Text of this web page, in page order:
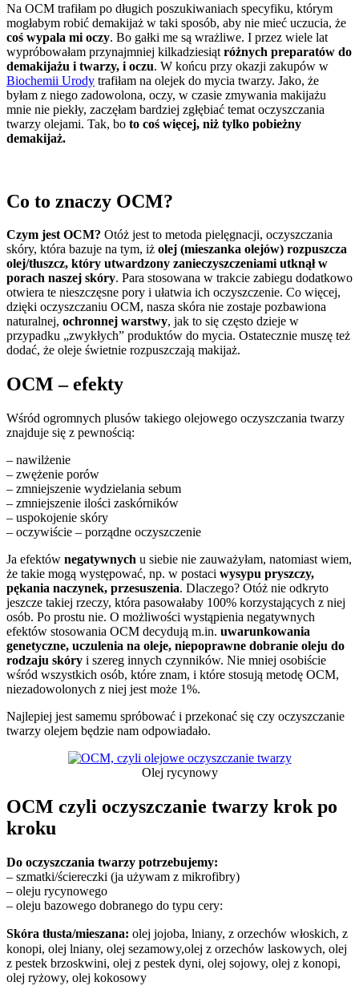
Na OCM trafiłam po długich poszukiwaniach specyfiku, którym
mogłabym robić demakijaż w taki sposób, aby nie mieć uczucia, że
coś wypala mi oczy. Bo gałki me są wrażliwe. I przez wiele lat
wypróbowałam przynajmniej kilkadziesiąt różnych preparatów do
demakijażu i twarzy, i oczu. W końcu przy okazji zakupów w
Biochemii Urody trafiłam na olejek do mycia twarzy. Jako, że
byłam z niego zadowolona, oczy, w czasie zmywania makijażu
mnie nie piekły, zaczęłam bardziej zgłębiać temat oczyszczania
twarzy olejami. Tak, bo to coś więcej, niż tylko pobieżny
demakijaż.
Co to znaczy OCM?
Czym jest OCM? Otóż jest to metoda pielęgnacji, oczyszczania
skóry, która bazuje na tym, iż olej (mieszanka olejów) rozpuszcza
olej/tłuszcz, który utwardzony zanieczyszczeniami utknął w
porach naszej skóry. Para stosowana w trakcie zabiegu dodatkowo
otwiera te nieszczęsne pory i ułatwia ich oczyszczenie. Co więcej,
dzięki oczyszczaniu OCM, nasza skóra nie zostaje pozbawiona
naturalnej, ochronnej warstwy, jak to się często dzieje w
przypadku „zwykłych” produktów do mycia. Ostatecznie muszę też
dodać, że oleje świetnie rozpuszczają makijaż.
OCM – efekty
Wśród ogromnych plusów takiego olejowego oczyszczania twarzy
znajduje się z pewnością:
– nawilżenie
– zwężenie porów
– zmniejszenie wydzielania sebum
– zmniejszenie ilości zaskórników
– uspokojenie skóry
– oczywiście – porządne oczyszczenie
Ja efektów negatywnych u siebie nie zauważyłam, natomiast wiem,
że takie mogą występować, np. w postaci wysypu pryszczy,
pękania naczynek, przesuszenia. Dlaczego? Otóż nie odkryto
jeszcze takiej rzeczy, która pasowałaby 100% korzystających z niej
osób. Po prostu nie. O możliwości wystąpienia negatywnych
efektów stosowania OCM decydują m.in. uwarunkowania
genetyczne, uczulenia na oleje, niepoprawne dobranie oleju do
rodzaju skóry i szereg innych czynników. Nie mniej osobiście
wśród wszystkich osób, które znam, i które stosują metodę OCM,
niezadowolonych z niej jest może 1%.
Najlepiej jest samemu spróbować i przekonać się czy oczyszczanie
twarzy olejem będzie nam odpowiadało.
Olej rycynowy
OCM czyli oczyszczanie twarzy krok po
kroku
Do oczyszczania twarzy potrzebujemy:
– szmatki/ściereczki (ja używam z mikrofibry)
– oleju rycynowego
– oleju bazowego dobranego do typu cery:
Skóra tłusta/mieszana: olej jojoba, lniany, z orzechów włoskich, z
konopi, olej lniany, olej sezamowy,olej z orzechów laskowych, olej
z pestek brzoskwini, olej z pestek dyni, olej sojowy, olej z konopi,
olej ryżowy, olej kokosowy